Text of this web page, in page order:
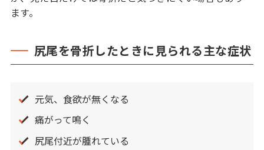
ます。
尻尾を骨折したときに見られる主な症状
元気、食欲が無くなる
痛がって鳴く
尻尾付近が腫れている